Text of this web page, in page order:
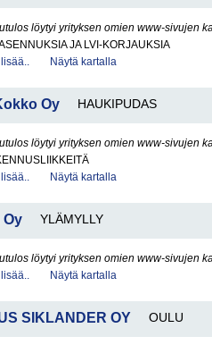
löytyi yrityksen omien www-sivujen
JA LVI-KORJAUKSIA
Näytä kartalla
Oy HAUKIPUDAS
löytyi yrityksen omien www-sivujen
Näytä kartalla
Oy YLÄMYLLY
löytyi yrityksen omien www-sivujen
Näytä kartalla
SIKLANDER OY OULU